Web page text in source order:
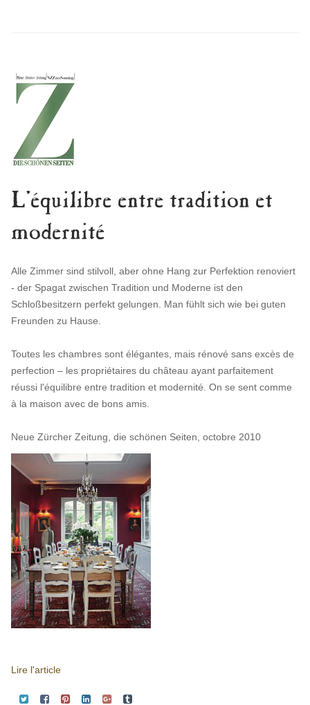
L'équilibre entre tradition et
modernité
Alle Zimmer sind stilvoll, aber ohne Hang zur Perfektion renoviert
- der Spagat zwischen Tradition und Moderne ist den
Schloßbesitzern perfekt gelungen. Man fühlt sich wie bei guten
Freunden zu Hause.
Toutes les chambres sont élégantes, mais rénové sans excès de
perfection – les propriétaires du château ayant parfaitement
réussi l'équilibre entre tradition et modernité. On se sent comme
à la maison avec de bons amis.
Neue Zürcher Zeitung, die schönen Seiten, octobre 2010
Lire l'article